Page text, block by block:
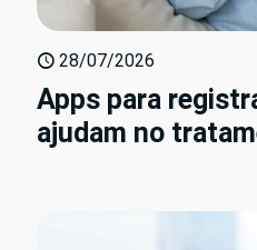
28/07/2026
Apps para
ajudam no